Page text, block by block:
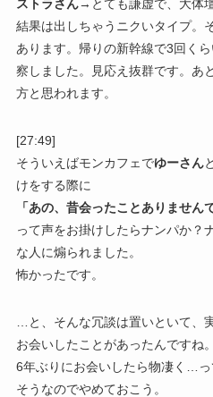
ストラさん→とても謙虚で、大体
結果は出しちゃうニクいタイプ。
あります。帰りの新幹線で3回く
察しました。見応え抜群です。あ
方と思われます。
[27:49]
そういえばモンカフェでゆーさん
けをする際に
「あの、昔会ったことありません
って声をお掛けしたらナンパか？
な人に煽られました。
怖かったです。
…と、そんな冗談は置いといて、
お会いしたことがあったんですね。
6年ぶりにお会いしたら物凄く…
そうなのでやめておこう。